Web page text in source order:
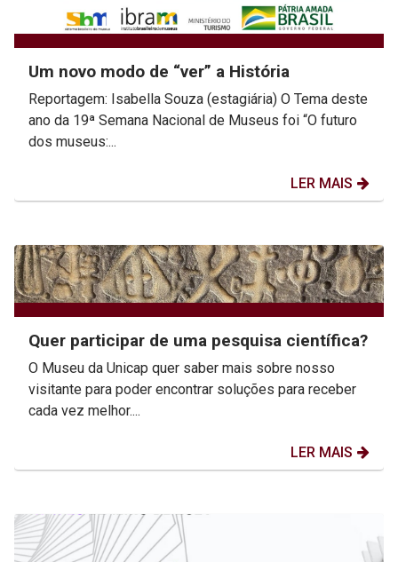
Um novo modo de “ver” a História
Reportagem: Isabella Souza (estagiária) O Tema deste
ano da 19ª Semana Nacional de Museus foi “O futuro
dos museus:...
LER MAIS
Quer participar de uma pesquisa científica?
O Museu da Unicap quer saber mais sobre nosso
visitante para poder encontrar soluções para receber
cada vez melhor....
LER MAIS